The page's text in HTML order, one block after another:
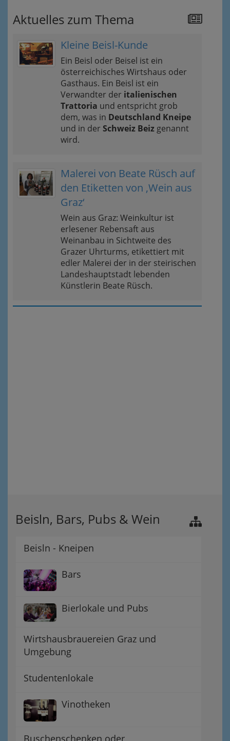
Aktuelles zum Thema
Kleine Beisl-Kunde
Ein Beisl oder Beisel ist ein
österreichisches Wirtshaus oder
Gasthaus. Ein Beisl ist ein
Verwandter der italienischen
Trattoria und entspricht grob
dem, was in Deutschland Kneipe
und in der Schweiz Beiz genannt
wird.
Malerei von Beate Rüsch auf
den Etiketten von ‚Wein aus
Graz‘
Wein aus Graz: Weinkultur ist
erlesener Rebensaft aus
Weinanbau in Sichtweite des
Grazer Uhrturms, etikettiert mit
edler Malerei der in der steirischen
Landeshauptstadt lebenden
Künstlerin Beate Rüsch.
Beisln, Bars, Pubs & Wein
Beisln - Kneipen
Bars
Bierlokale und Pubs
Wirtshausbrauereien Graz und
Umgebung
Studentenlokale
Vinotheken
Buschenschenken oder